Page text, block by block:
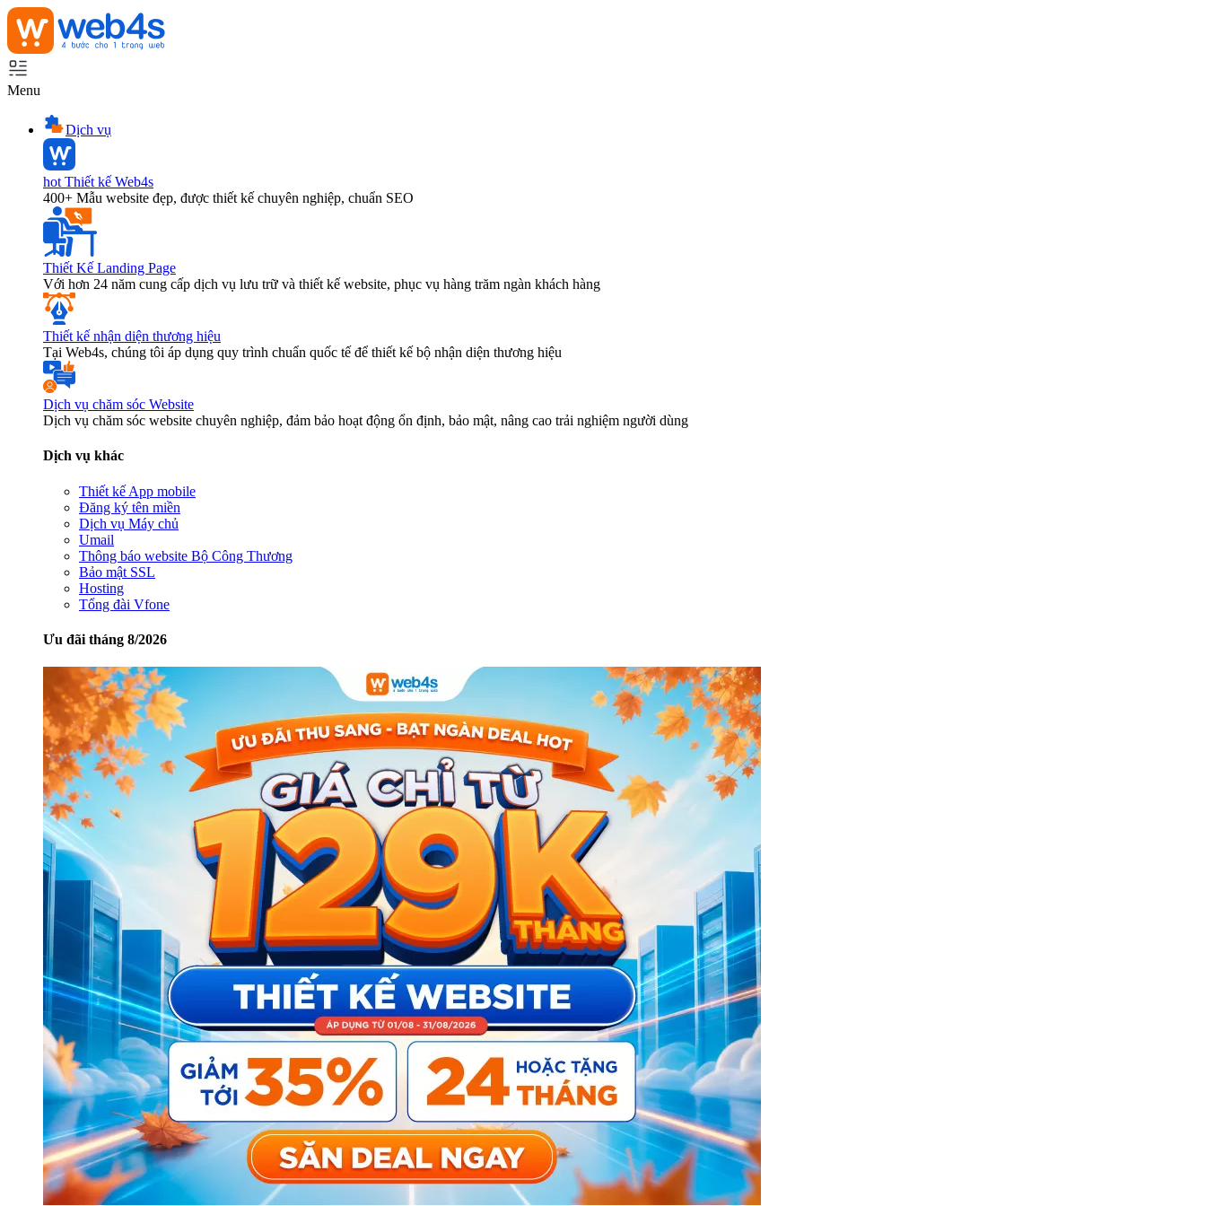
Menu
Dịch vụ
hot Thiết kế Web4s
400+ Mẫu website đẹp, được thiết kế chuyên nghiệp, chuẩn SEO
Thiết Kế Landing Page
Với hơn 24 năm cung cấp dịch vụ lưu trữ và thiết kế website, phục vụ hàng trăm ngàn khách hàng
Thiết kế nhận diện thương hiệu
Tại Web4s, chúng tôi áp dụng quy trình chuẩn quốc tế để thiết kế bộ nhận diện thương hiệu
Dịch vụ chăm sóc Website
Dịch vụ chăm sóc website chuyên nghiệp, đảm bảo hoạt động ổn định, bảo mật, nâng cao trải nghiệm người dùng
Dịch vụ khác
Thiết kế App mobile
Đăng ký tên miền
Dịch vụ Máy chủ
Umail
Thông báo website Bộ Công Thương
Bảo mật SSL
Hosting
Tổng đài Vfone
Ưu đãi tháng 8/2026